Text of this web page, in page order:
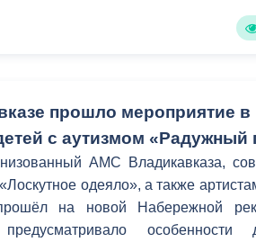
прошло мероприятие в
с аутизмом «Радужный
АМС Владикавказа,
одеяло», а также
на новой Набережной
предусматривало